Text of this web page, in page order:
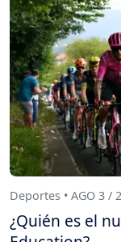
Deportes • AGO 3 /
¿Quién es el